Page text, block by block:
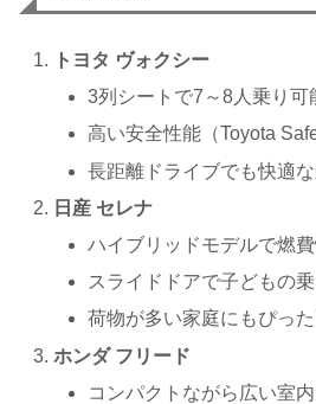
トヨタ ヴォクシー
3列シートで7～8人乗り可
高い安全性能（Toyota
長距離ドライブでも快適
日産 セレナ
ハイブリッドモデルで燃
スライドドアで子どもの
荷物が多い家庭にもぴった
ホンダ フリード
コンパクトながら広い室